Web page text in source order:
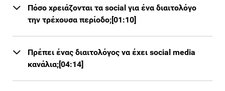
Πόσο χρειάζονται τα social για ένα διαιτολόγο
την τρέχουσα περίοδο;[01:10]
Πρέπει ένας διαιτολόγος να έχει social media
κανάλια;[04:14]